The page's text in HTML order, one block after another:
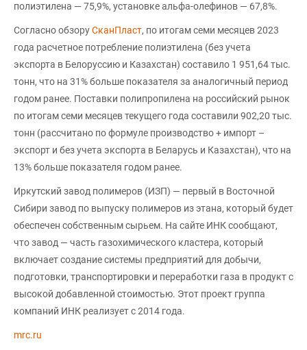
полиэтилена — 75,9%, установке альфа-олефинов — 67,8%.
Согласно обзоруСканПласт, по итогам семи месяцев 2023
года расчетное потребление полиэтилена (без учета
экспорта в Белоруссию и Казахстан) составило 1 951,64 тыс.
тонн, что на 31% больше показателя за аналогичный период
годом ранее. Поставки полипропилена на российский рынок
по итогам семи месяцев текущего года составили 902,20 тыс.
тонн (рассчитано по формуле производство + импорт –
экспорт и без учета экспорта в Беларусь и Казахстан), что на
13% больше показателя годом ранее.
Иркутский завод полимеров (ИЗП) — первый в Восточной
Сибири завод по выпуску полимеров из этана, который будет
обеспечен собственным сырьем. На сайте ИНК сообщают,
что завод — часть газохимического кластера, который
включает создание системы предприятий для добычи,
подготовки, транспортировки и переработки газа в продукт c
высокой добавленной стоимостью. Этот проект группа
компаний ИНК реализует с 2014 года.
mrc.ru